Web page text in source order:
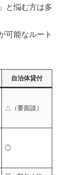
と悩む方は多
可能なルート
自治体貸付
△（要面談）
◯